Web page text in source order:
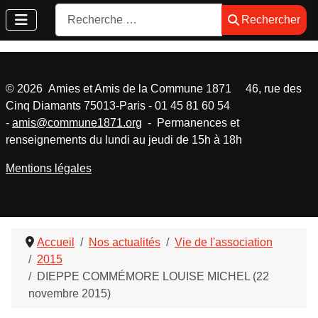
Rechercher
Rechercher
Accueil Nos actualités
Vie de l'association
2015
DIEPPE COMMÉMORE LOUISE MICHEL (22
novembre 2015)
© 2026 Amies et Amis de la Commune 1871 46, rue des
Cinq Diamants 75013-Paris - 01 45 81 60 54
- amis@commune1871.org - Permanences et
renseignements du lundi au jeudi de 15h à 18h
Mentions légales